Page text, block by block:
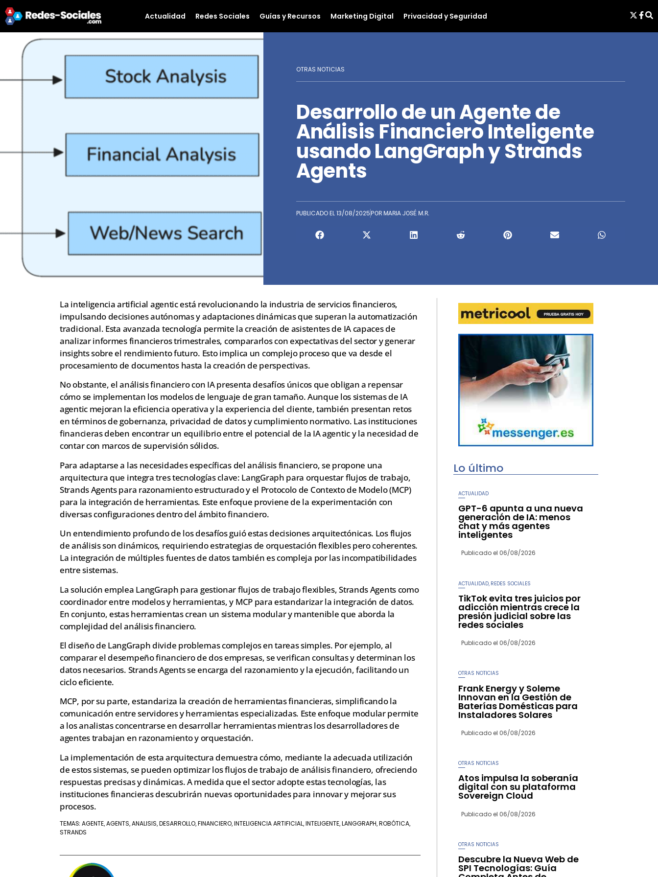
Actualidad Redes Sociales Guías y Recursos Marketing Digital Privacidad y Seguridad
OTRAS NOTICIAS
Desarrollo de un Agente de
Análisis Financiero Inteligente
usando LangGraph y Strands
Agents
PUBLICADO EL13/08/2025 POR MARIA JOSÉ M.R.
La inteligencia artificial agentic está revolucionando la industria de servicios financieros,
impulsando decisiones autónomas y adaptaciones dinámicas que superan la automatización
tradicional. Esta avanzada tecnología permite la creación de asistentes de IA capaces de
analizar informes financieros trimestrales, compararlos con expectativas del sector y generar
insights sobre el rendimiento futuro. Esto implica un complejo proceso que va desde el
procesamiento de documentos hasta la creación de perspectivas.
No obstante, el análisis financiero con IA presenta desafíos únicos que obligan a repensar
cómo se implementan los modelos de lenguaje de gran tamaño. Aunque los sistemas de IA
agentic mejoran la eficiencia operativa y la experiencia del cliente, también presentan retos
en términos de gobernanza, privacidad de datos y cumplimiento normativo. Las instituciones
financieras deben encontrar un equilibrio entre el potencial de la IA agentic y la necesidad de
contar con marcos de supervisión sólidos.
Para adaptarse a las necesidades específicas del análisis financiero, se propone una
arquitectura que integra tres tecnologías clave: LangGraph para orquestar flujos de trabajo,
Strands Agents para razonamiento estructurado y el Protocolo de Contexto de Modelo (MCP)
para la integración de herramientas. Este enfoque proviene de la experimentación con
diversas configuraciones dentro del ámbito financiero.
Un entendimiento profundo de los desafíos guió estas decisiones arquitectónicas. Los flujos
de análisis son dinámicos, requiriendo estrategias de orquestación flexibles pero coherentes.
La integración de múltiples fuentes de datos también es compleja por las incompatibilidades
entre sistemas.
La solución emplea LangGraph para gestionar flujos de trabajo flexibles, Strands Agents como
coordinador entre modelos y herramientas, y MCP para estandarizar la integración de datos.
En conjunto, estas herramientas crean un sistema modular y mantenible que aborda la
complejidad del análisis financiero.
El diseño de LangGraph divide problemas complejos en tareas simples. Por ejemplo, al
comparar el desempeño financiero de dos empresas, se verifican consultas y determinan los
datos necesarios. Strands Agents se encarga del razonamiento y la ejecución, facilitando un
ciclo eficiente.
MCP, por su parte, estandariza la creación de herramientas financieras, simplificando la
comunicación entre servidores y herramientas especializadas. Este enfoque modular permite
a los analistas concentrarse en desarrollar herramientas mientras los desarrolladores de
agentes trabajan en razonamiento y orquestación.
La implementación de esta arquitectura demuestra cómo, mediante la adecuada utilización
de estos sistemas, se pueden optimizar los flujos de trabajo de análisis financiero, ofreciendo
respuestas precisas y dinámicas. A medida que el sector adopte estas tecnologías, las
instituciones financieras descubrirán nuevas oportunidades para innovar y mejorar sus
procesos.
TEMAS: AGENTE, AGENTS, ANALISIS, DESARROLLO, FINANCIERO, INTELIGENCIA ARTIFICIAL, INTELIGENTE, LANGGRAPH, ROBÓTICA,
STRANDS
Lo último
ACTUALIDAD
GPT-6 apunta a una nueva
generación de IA: menos
chat y más agentes
inteligentes
Publicado el 06/08/2026
ACTUALIDAD REDES SOCIALES
TikTok evita tres juicios por
adicción mientras crece la
presión judicial sobre las
redes sociales
Publicado el 06/08/2026
OTRAS NOTICIAS
Frank Energy y Soleme
Innovan en la Gestión de
Baterías Domésticas para
Instaladores Solares
Publicado el 06/08/2026
OTRAS NOTICIAS
Atos impulsa la soberanía
digital con su plataforma
Sovereign Cloud
Publicado el 06/08/2026
OTRAS NOTICIAS
Descubre la Nueva Web de
SPI Tecnologías: Guía